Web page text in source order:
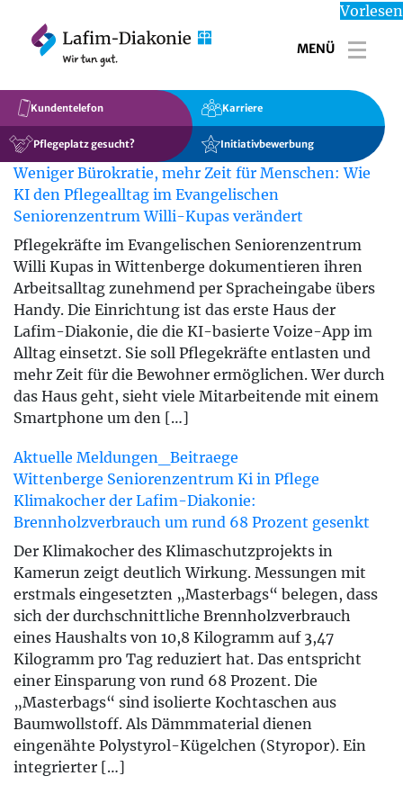
Vorlesen
MENÜ
Kundentelefon
Pflegeplatz gesucht?
Karriere
Initiativbewerbung
Weniger Bürokratie, mehr Zeit für Menschen: Wie
KI den Pflegealltag im Evangelischen
Seniorenzentrum Willi-Kupas verändert
Pflegekräfte im Evangelischen Seniorenzentrum
Willi Kupas in Wittenberge dokumentieren ihren
Arbeitsalltag zunehmend per Spracheingabe übers
Handy. Die Einrichtung ist das erste Haus der
Lafim-Diakonie, die die KI-basierte Voize-App im
Alltag einsetzt. Sie soll Pflegekräfte entlasten und
mehr Zeit für die Bewohner ermöglichen. Wer durch
das Haus geht, sieht viele Mitarbeitende mit einem
Smartphone um den […]
Aktuelle Meldungen_Beitraege
Wittenberge Seniorenzentrum Ki in Pflege
Klimakocher der Lafim-Diakonie:
Brennholzverbrauch um rund 68 Prozent gesenkt
Der Klimakocher des Klimaschutzprojekts in
Kamerun zeigt deutlich Wirkung. Messungen mit
erstmals eingesetzten „Masterbags“ belegen, dass
sich der durchschnittliche Brennholzverbrauch
eines Haushalts von 10,8 Kilogramm auf 3,47
Kilogramm pro Tag reduziert hat. Das entspricht
einer Einsparung von rund 68 Prozent. Die
„Masterbags“ sind isolierte Kochtaschen aus
Baumwollstoff. Als Dämmmaterial dienen
eingenähte Polystyrol-Kügelchen (Styropor). Ein
integrierter […]